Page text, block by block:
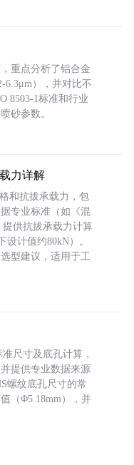
重点分析了铝合金
6.3μm），并对比不
8503-1标准和行业
砂参数。
力详解
和抗拔承载力，包
专业标准（如《混
提供抗拔承载力计算
计值约80kN）。
型建议，适用于工
尺寸及底孔计算，
提供专业数据来源
螺纹底孔尺寸的常
（Φ5.18mm），并